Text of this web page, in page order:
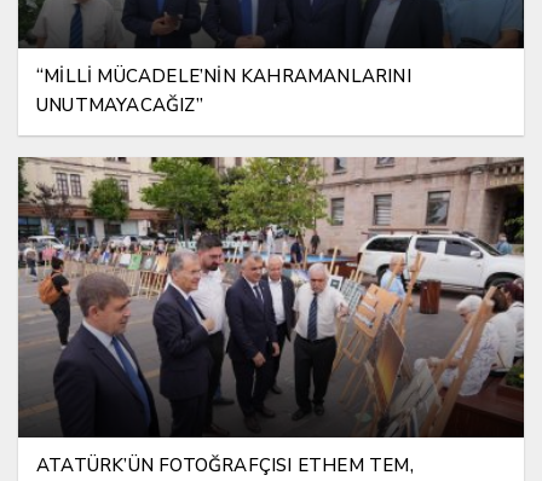
“MİLLİ MÜCADELE’NİN KAHRAMANLARINI
UNUTMAYACAĞIZ”
ATATÜRK’ÜN FOTOĞRAFÇISI ETHEM TEM,